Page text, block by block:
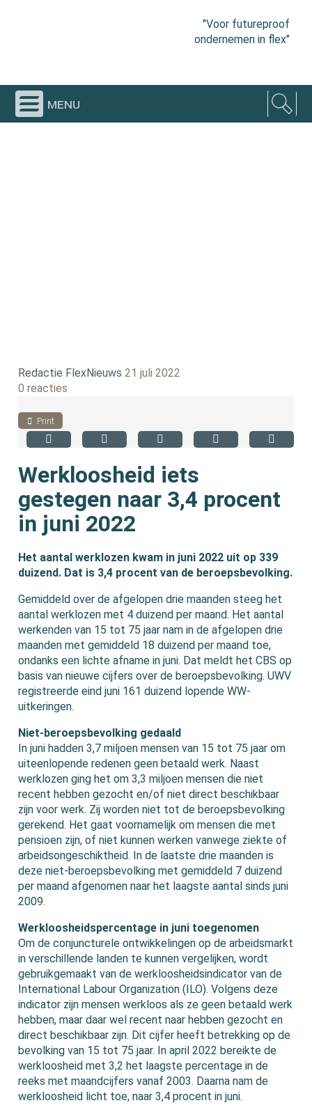
"Voor futureproof
ondernemen in flex"
menu
Redactie FlexNieuws 21 juli 2022
0 reacties
Print
Werkloosheid iets
gestegen naar 3,4 procent
in juni 2022
Het aantal werklozen kwam in juni 2022 uit op 339
duizend. Dat is 3,4 procent van de beroepsbevolking.
Gemiddeld over de afgelopen drie maanden steeg het
aantal werklozen met 4 duizend per maand. Het aantal
werkenden van 15 tot 75 jaar nam in de afgelopen drie
maanden met gemiddeld 18 duizend per maand toe,
ondanks een lichte afname in juni. Dat meldt het CBS op
basis van nieuwe cijfers over de beroepsbevolking. UWV
registreerde eind juni 161 duizend lopende WW-
uitkeringen.
Niet-beroepsbevolking gedaald
In juni hadden 3,7 miljoen mensen van 15 tot 75 jaar om
uiteenlopende redenen geen betaald werk. Naast
werklozen ging het om 3,3 miljoen mensen die niet
recent hebben gezocht en/of niet direct beschikbaar
zijn voor werk. Zij worden niet tot de beroepsbevolking
gerekend. Het gaat voornamelijk om mensen die met
pensioen zijn, of niet kunnen werken vanwege ziekte of
arbeidsongeschiktheid. In de laatste drie maanden is
deze niet-beroepsbevolking met gemiddeld 7 duizend
per maand afgenomen naar het laagste aantal sinds juni
2009.
Werkloosheidspercentage in juni toegenomen
Om de conjuncturele ontwikkelingen op de arbeidsmarkt
in verschillende landen te kunnen vergelijken, wordt
gebruikgemaakt van de werkloosheidsindicator van de
International Labour Organization (ILO). Volgens deze
indicator zijn mensen werkloos als ze geen betaald werk
hebben, maar daar wel recent naar hebben gezocht en
direct beschikbaar zijn. Dit cijfer heeft betrekking op de
bevolking van 15 tot 75 jaar. In april 2022 bereikte de
werkloosheid met 3,2 het laagste percentage in de
reeks met maandcijfers vanaf 2003. Daarna nam de
werkloosheid licht toe, naar 3,4 procent in juni.